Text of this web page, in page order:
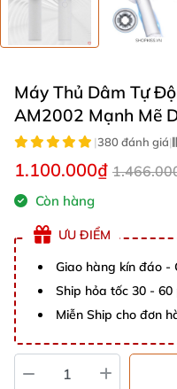
Máy Thủ Dâm Tự
AM2002 Mạnh Mẽ
|380 đánh giá|
1.100.000₫
Còn hàng
ƯU ĐIỂM
Giao hàng kín đáo -
Ship hỏa tốc 30 - 60
Miễn Ship cho đơn